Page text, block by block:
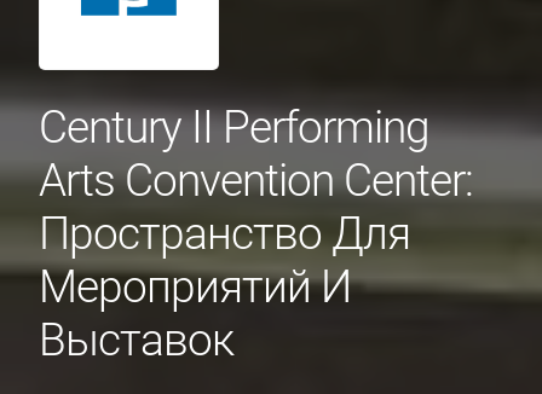
Century II Performing
Arts Convention Center:
Пространство Для
Мероприятий И
Выставок